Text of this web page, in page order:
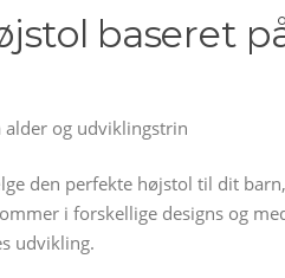
baseret
alder og udviklingstrin
den perfekte højstol til dit
i forskellige designs og
udvikling.